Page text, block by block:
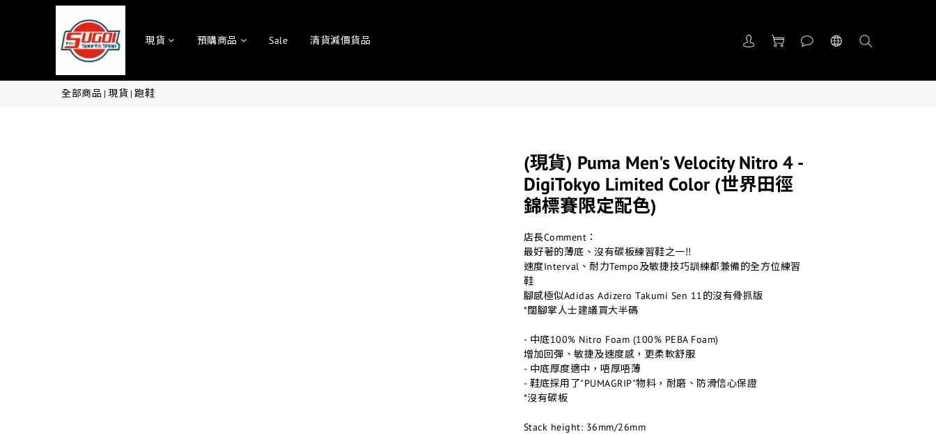
現貨 預購商品 Sale 清貨減價貨品
全部商品 | 現貨 | 跑鞋
(現貨) Puma Men's Velocity Nitro 4 -
DigiTokyo Limited Color (世界田徑
錦標賽限定配色)
店長Comment：
最好著的薄底、沒有碳板練習鞋之一‼️
速度Interval、耐力Tempo及敏捷技巧訓練都兼備的全方位練習
鞋
腳感極似Adidas Adizero Takumi Sen 11的沒有骨抓版
*闊腳掌人士建議買大半碼
- 中底100% Nitro Foam (100% PEBA Foam)
增加回彈、敏捷及速度感，更柔軟舒服
- 中底厚度適中，唔厚唔薄
- 鞋底採用了"PUMAGRIP"物料，耐磨、防滑信心保證
*沒有碳板
Stack height: 36mm/26mm